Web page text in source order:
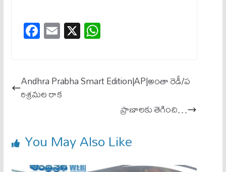
Fa
ce
ok
E
m
X W
ha
A
Andhra Prabha Smart Edition|AP|అంతా రెడీ/ప
రిశ్రమల రాక
ప్రాణాలకు తెగించి…
You May Also Like